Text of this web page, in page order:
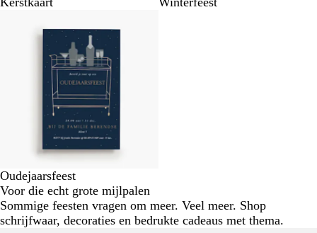
Oudejaarsfeest
Voor die echt grote mijlpalen
Sommige feesten vragen om meer. Veel meer. Shop
schrijfwaar, decoraties en bedrukte cadeaus met thema.